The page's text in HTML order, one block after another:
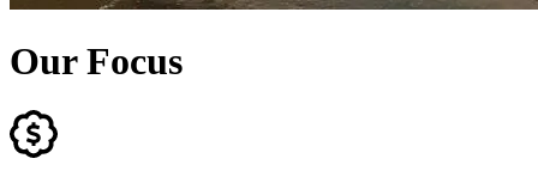
Our Focus​​​​‌ ‍ ​‍​‍‌‍ ‌ ​‍‌‍‍‌‌‍‌ ‌‍‍‌‌‍ ‍​‍​‍​ ‍‍​‍​‍‌ ​ ‌‍​‌‌‍ ‍‌‍‍‌‌ ‌​‌ ‍‌​‍ ‍‌‍‍‌‌‍ ​‍​‍​‍ ​​‍​‍‌‍‍​‌ ​‍‌‍‌‌‌‍‌‍​‍​‍​ ‍‍​‍​‍‌‍‍​‌ ‌​‌ ‌​‌ ​​​ ‍‍​‍ ​‍ ‌‍ ​‌‍ ‌‍​ ‌‍​‌‌‍ ​‌‍‍​‌‍ ‌ ​ ‌ ‌​​ ‍‍​ ​ ​ ​ ​ ​ ​ ​ ​‍ ‌‍‍‌‌‍ ‍‌ ‌​‌‍‌‌‌‍ ‍‌ ‌​​‍ ‌‍‌‌‌‍‌​‌‍‍‌‌ ‌​​‍ ‌‍ ‌‌‍ ‌‍‌​‌‍‌‌​ ‌‌ ​​‌ ​‍‌‍‌‌‌ ​ ‌‍‌‌‌‍ ‍‌ ‌​‌‍​‌‌ ‌​‌‍‍‌‌‍ ‌‍ ‍​ ‍ ‌‍‍‌‌‍‌​​ ‌‌‍‍​‌‍ ‌‍ ‌‌‍‌‌‌ ​​‌‍​‌‌‍‌ ‌‍‌‌​ ‍ ‌ ‌​‌ ‍‌‌ ​​‌‍‌‌​ ‌‌‍‍​‌‍ ‌‍ ‌‌‍‌‌‌ ​​‌‍​‌‌‍‌ ‌‍‌‌​ ‍ ‌ ​​‌‍​‌‌ ‌​‌‍‍​​ ‌‌‍‌‍‌‍ ‌‍​ ‌ ‌‌‌ ​ ‌‌​ ‌‍‌‌‌‍​ ‌ ‌​‌‍‍‌‌‍ ‌‍ ‍​‍ ‍‌‍‍​‌‍‌‌‌‍​‌‌‍‌​‌‍‍‌‌‍ ‍‌‍‌ ​ ‌‍​‍‌‍​‌‌ ​ ‌‍‌‌‌‌‌‌‌ ​‍‌‍ ​​ ‌‌‍‍​‌ ‌​‌ ‌​‌ ​​​‍‌‌​ ​ ‌​​‌​‍‌‌​ ​‍‌​‌‍​‍‌‌​ ​‍‌​‌‍‌‍ ​‌‍ ‌‍​ ‌‍​‌‌‍ ​‌‍‍​‌‍ ‌ ​ ‌ ‌​​‍‌‌​ ​ ‌​​‌​ ​ ​ ​ ​ ​ ​ ​ ​‍‌‍‌‍‍‌‌‍‌​​ ‌‌‍‍​‌‍ ‌‍ ‌‌‍‌‌‌ ​​‌‍​‌‌‍‌ ‌‍‌‌​‍‌‍‌ ‌​‌ ‍‌‌ ​​‌‍‌‌​ ‌‌‍‍​‌‍ ‌‍ ‌‌‍‌‌‌ ​​‌‍​‌‌‍‌ ‌‍‌‌​‍‌‍‌ ​​‌‍​‌‌ ‌​‌‍‍​​ ‌‌‍‌‍‌‍ ‌‍​ ‌ ‌‌‌ ​ ‌‌​ ‌‍‌‌‌‍​ ‌ ‌​‌‍‍‌‌‍ ‌‍ ‍​‍ ‍‌‍‍​‌‍‌‌‌‍​‌‌‍‌​‌‍‍‌‌‍ ‍‌‍‌ ​‍‌‍‌ ​​‌‍‌‌‌ ​‍‌ ​ ‌ ​​‌‍‌‌‌‍​ ‌ ‌​‌‍‍‌‌ ‌‍‌‍‌‌​ ‌‌ ​​‌ ‌‌‌‍​‍‌‍ ​‌‍‍‌‌ ​ ‌‍‍​‌‍‌‌‌‍‌​​‍​‍‌ ‌